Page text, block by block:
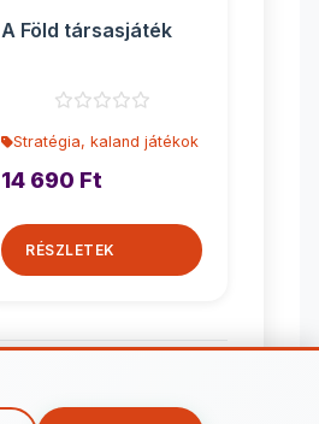
A Föld társasjáték
Stratégia, kaland játékok
14 690 Ft
RÉSZLETEK